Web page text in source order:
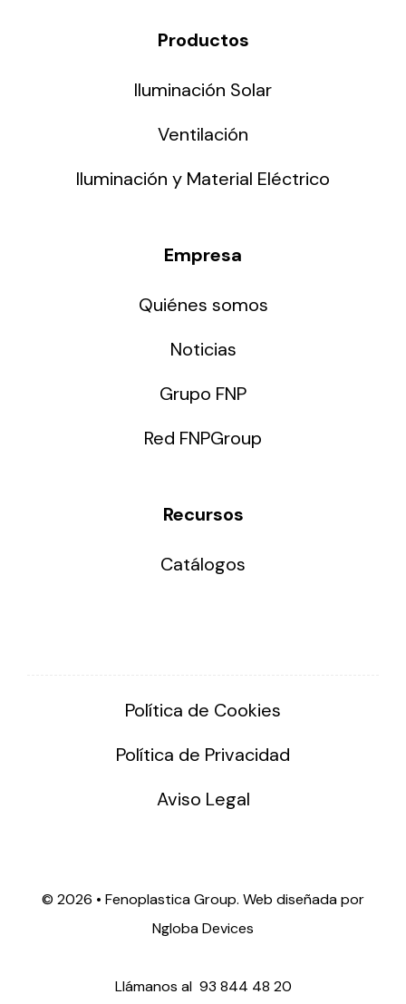
Productos
Iluminación Solar
Ventilación
Iluminación y Material Eléctrico
Empresa
Quiénes somos
Noticias
Grupo FNP
Red FNPGroup
Recursos
Catálogos
Política de Cookies
Política de Privacidad
Aviso Legal
© 2026 • Fenoplastica Group. Web diseñada por
Ngloba Devices
Llámanos al 93 844 48 20